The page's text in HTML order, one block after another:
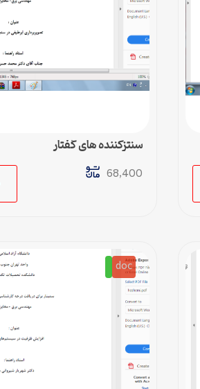
سنتزکننده های گفتار
68,400
doc